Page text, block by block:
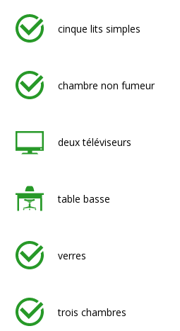
cinque lits simples
chambre non fumeur
deux téléviseurs
table basse
verres
trois chambres